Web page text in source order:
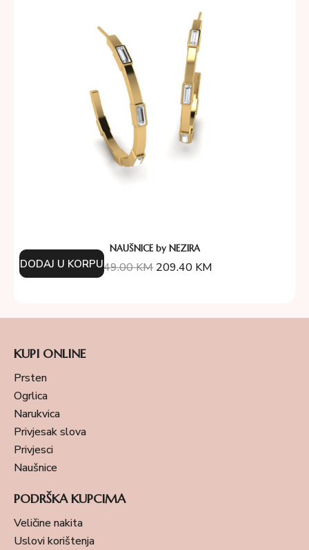
NAUŠNICE by NEZIRA
349.00KM 209.40 KM
DODAJ U KORPU
KUPI ONLINE
Prsten
Ogrlica
Narukvica
Privjesak slova
Privjesci
Naušnice
PODRŠKA KUPCIMA
Veličine nakita
Uslovi korištenja